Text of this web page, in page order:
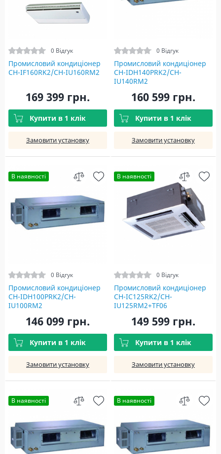
0 Відгук
Промисловий кондиціонер
CH-IF160RK2/CH-IU160RM2
169 399 грн.
Купити в 1 клік
Замовити установку
0 Відгук
Промисловий кондиціонер
CH-IDH140PRK2/CH-
IU140RM2
160 599 грн.
Купити в 1 клік
Замовити установку
В наявності
0 Відгук
Промисловий кондиціонер
CH-IDH100PRK2/CH-
IU100RM2
146 099 грн.
Купити в 1 клік
Замовити установку
В наявності
0 Відгук
Промисловий кондиціонер
CH-IC125RK2/CH-
IU125RM2+TF06
149 599 грн.
Купити в 1 клік
Замовити установку
В наявності В наявності